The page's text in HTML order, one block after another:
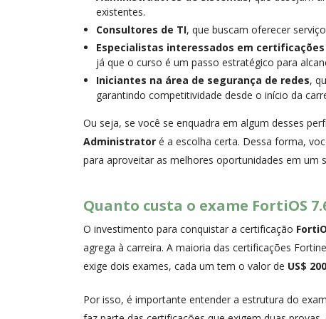
existentes.
Consultores de TI, que buscam oferecer
Especialistas interessados em certificações
já que o curso é um passo estratégico para
Iniciantes na área de segurança de redes,
garantindo competitividade desde o início da
Ou seja, se você se enquadra em algum desses
Administrator é a escolha certa. Dessa forma,
para aproveitar as melhores oportunidades em um
Quanto custa o exame FortiOS
O investimento para conquistar a certificação
agrega à carreira. A maioria das certificações
exige dois exames, cada um tem o valor de US$ 200
Por isso, é importante entender a estrutura do